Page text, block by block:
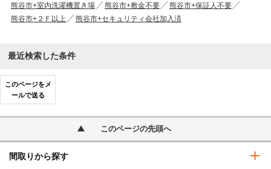
熊谷市+室内洗濯機置き場
熊谷市+敷金不要
熊谷市+保証人不要
熊谷市+２Ｆ以上
熊谷市+セキュリティ会社加入済
最近検索した条件
このページをメ
ールで送る
このページの先頭へ
間取りから探す